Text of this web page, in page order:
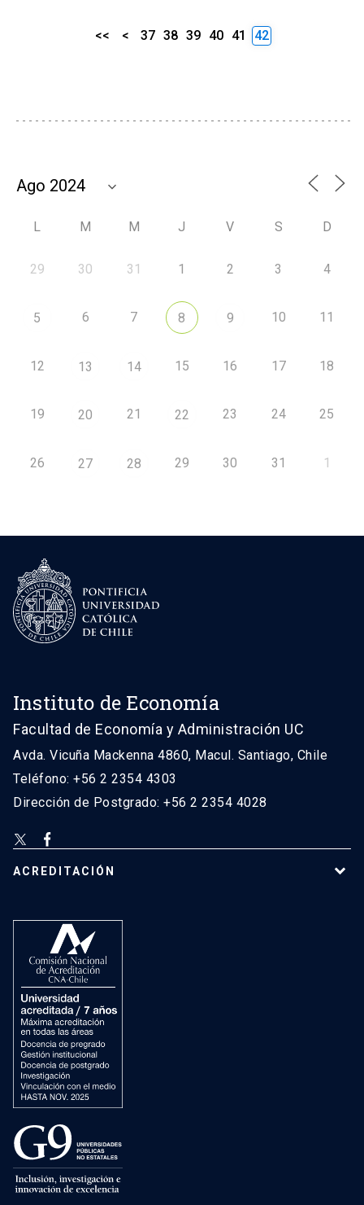
<< < 37 38 39 40 41 42
L M M J V S D
29 30 31 1 2 3 4
5 6 7 8 9 10 11
12 13 14 15 16 17 18
19 20 21 22 23 24 25
26 27 28 29 30 31 1
Instituto de Economía
Facultad de Economía y Administración UC
Avda. Vicuña Mackenna 4860, Macul. Santiago, Chile
Teléfono: +56 2 2354 4303
Dirección de Postgrado: +56 2 2354 4028
ACREDITACIÓN